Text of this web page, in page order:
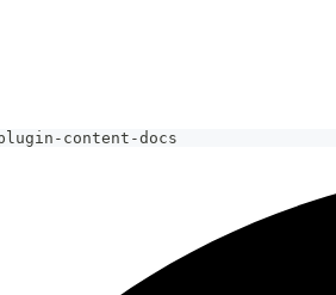
plugin-content-docs